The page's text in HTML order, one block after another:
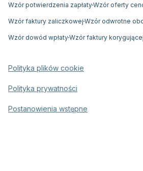
Wzór potwierdzenia zapłatyWzór oferty
Wzór faktury zaliczkowej Wzór odwrotne
Wzór dowód wpłatyWzór faktury korygującej
Polityka plików cookie
Polityka prywatności
Postanowienia wstępne